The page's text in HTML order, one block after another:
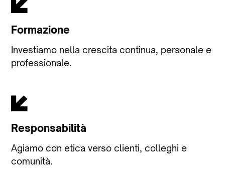
Formazione
Investiamo nella crescita continua, personale e
professionale.
Responsabilità
Agiamo con etica verso clienti, colleghi e
comunità.